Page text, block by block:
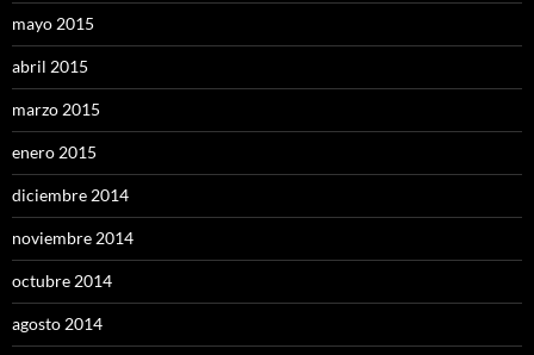
mayo 2015
abril 2015
marzo 2015
enero 2015
diciembre 2014
noviembre 2014
octubre 2014
agosto 2014